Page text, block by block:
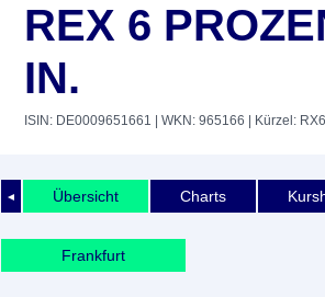
REX 6
IN.
ISIN: DE0009651661 | WKN: 965166 | Kürzel:
◄ Übersicht Charts
Frankfurt